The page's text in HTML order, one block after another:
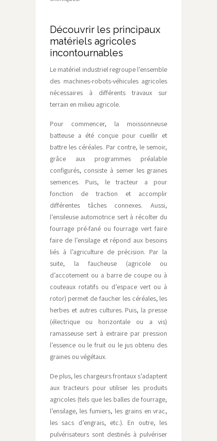
Découvrir les principaux
matériels agricoles
incontournables
Le matériel industriel regroupe l’ensemble
des machines-robots-véhicules agricoles
nécessaires à différents travaux sur
terrain en milieu agricole.
Pour commencer, la moissonneuse
batteuse a été conçue pour cueillir et
battre les céréales. Par contre, le semoir,
grâce aux programmes préalable
configurés, consiste à semer les graines
semences. Puis, le tracteur a pour
fonction de traction et accomplir
différentes tâches connexes. Aussi,
l’ensileuse automotrice sert à récolter du
fourrage pré-fané ou fourrage vert faire
faire de l’ensilage et répond aux besoins
liés à l’agriculture de précision. Par la
suite, la faucheuse (agricole ou
d’accotement ou a barre de coupe ou à
couteaux rotatifs ou d’espace vert ou à
rotor) permet de faucher les céréales, les
herbes et autres cultures. Puis, la presse
(électrique ou horizontale ou a vis)
ramasseuse sert à extraire par pression
l’essence ou le fruit ou le jus obtenu des
graines ou végétaux.
De plus, les chargeurs frontaux s’adaptent
aux tracteurs pour utiliser les produits
agricoles (tels que les balles de fourrage,
l’ensilage, les fumiers, les grains en vrac,
les sacs d’engrais, etc.). En outre, les
pulvérisateurs sont destinés à pulvériser